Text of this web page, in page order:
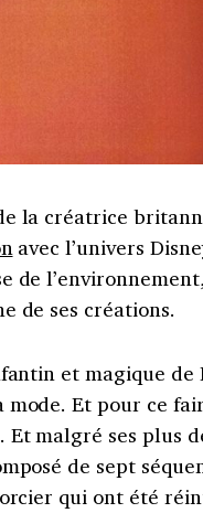
la créatrice
avec l’univers
de
de ses créations.
et magique
mode. Et pour ce
Et malgré ses plus
de sept
qui ont été